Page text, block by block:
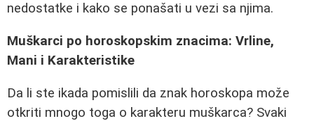
nedostatke i kako se ponašati u vezi sa njima.
Muškarci po horoskopskim znacima: Vrline,
Mani i Karakteristike
Da li ste ikada pomislili da znak horoskopa može
otkriti mnogo toga o karakteru muškarca? Svaki